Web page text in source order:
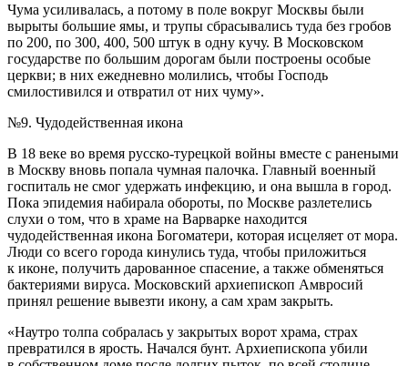
Чума усиливалась, а потому в поле вокруг Москвы были
вырыты большие ямы, и трупы сбрасывались туда без гробов
по 200, по 300, 400, 500 штук в одну кучу. В Московском
государстве по большим дорогам были построены особые
церкви; в них ежедневно молились, чтобы Господь
смилостивился и отвратил от них чуму».
№9. Чудодейственная икона
В 18 веке во время русско-турецкой войны вместе с ранеными
в Москву вновь попала чумная палочка. Главный военный
госпиталь не смог удержать инфекцию, и она вышла в город.
Пока эпидемия набирала обороты, по Москве разлетелись
слухи о том, что в храме на Варварке находится
чудодейственная икона Богоматери, которая исцеляет от мора.
Люди со всего города кинулись туда, чтобы приложиться
к иконе, получить дарованное спасение, а также обменяться
бактериями вируса. Московский архиепископ Амвросий
принял решение вывезти икону, а сам храм закрыть.
«Наутро толпа собралась у закрытых ворот храма, страх
превратился в ярость. Начался бунт. Архиепископа убили